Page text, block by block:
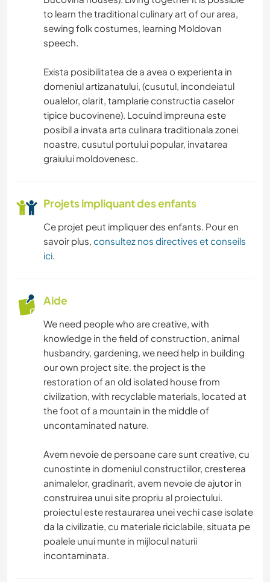
to learn the traditional culinary art of our area,
sewing folk costumes, learning Moldovan
speech.
Exista posibilitatea de a avea o experienta in
domeniul artizanatului, (cusutul, incondeiatul
oualelor, olarit, tamplarie constructia caselor
tipice bucovinene). Locuind impreuna este
posibil a invata arta culinara traditionala zonei
noastre, cusutul portului popular, invatarea
graiului moldovenesc.
Projets impliquant des enfants
Ce projet peut impliquer des enfants. Pour en
savoir plus, consultez nos directives et conseils
ici.
Aide
We need people who are creative, with
knowledge in the field of construction, animal
husbandry, gardening, we need help in building
our own project site. the project is the
restoration of an old isolated house from
civilization, with recyclable materials, located at
the foot of a mountain in the middle of
uncontaminated nature.
Avem nevoie de persoane care sunt creative, cu
cunostinte in domeniul constructiilor, cresterea
animalelor, gradinarit, avem nevoie de ajutor in
construirea unui site propriu al proiectului.
proiectul este restaurarea unei vechi case isolate
da la civilizatie, cu materiale riciclabile, situata pe
poalele unui munte in mijlocul naturii
incontaminata.